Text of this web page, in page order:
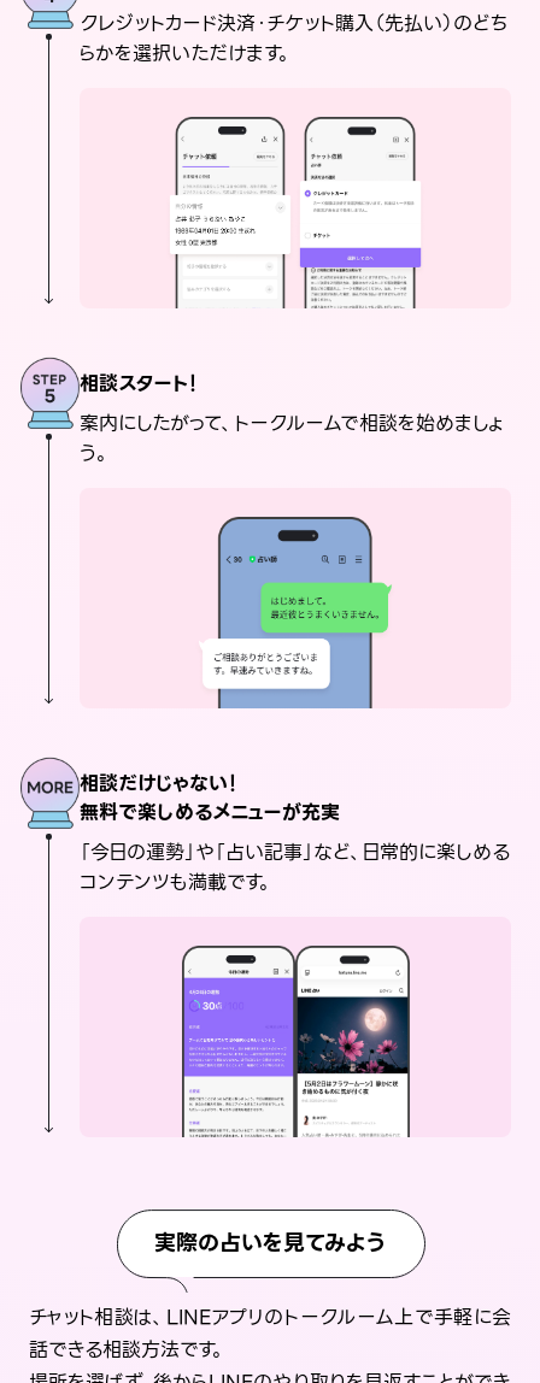
クレジットカード決済・チケット購入（先払い）のどち
らかを選択いただけます。
相談スタート！
案内にしたがって、トークルームで相談を始めましょ
う。
相談だけじゃない！
無料で楽しめるメニューが充実
「今日の運勢」や「占い記事」など、日常的に楽しめる
コンテンツも満載です。
実際の占いを見てみよう
チャット相談は、LINEアプリのトークルーム上で手軽に会
話できる相談方法です。